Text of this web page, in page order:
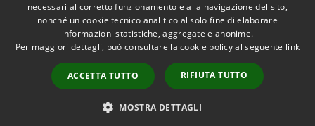
Accessibilità
Copyright © 2026 • Comune di
Castellalto • Powered by
Municipium•
Accesso
redazione
necessari al corretto funzionamento e alla navigazione del sito,
nonché un cookie tecnico analitico al solo fine di elaborare
informazioni statistiche, aggregate e anonime.
Per maggiori dettagli, può consultare la cookie policy al seguente link
ACCETTA TUTTO RIFIUTA TUTTO
MOSTRA DETTAGLI